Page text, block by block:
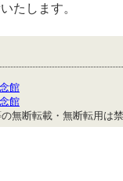
たします。
館
館
無断転載・無断転用は